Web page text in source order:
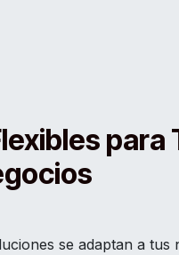
para
se adaptan a tus